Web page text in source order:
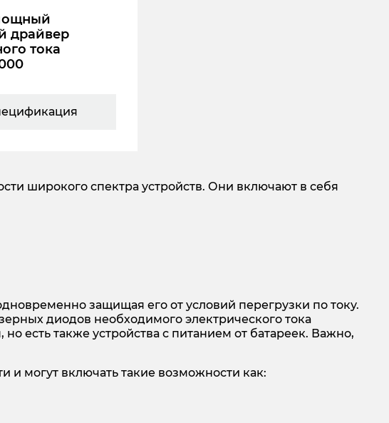
драйвер
тока
широкого спектра устройств. Они включают в себя
защищая его от условий перегрузки по току.
диодов необходимого электрического тока
есть также устройства с питанием от батареек. Важно,
могут включать такие возможности как: